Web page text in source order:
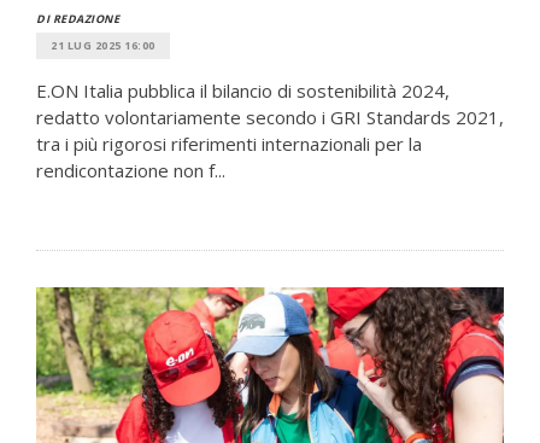
DI REDAZIONE
21 LUG 2025 16:00
E.ON Italia pubblica il bilancio di sostenibilità 2024,
redatto volontariamente secondo i GRI Standards 2021,
tra i più rigorosi riferimenti internazionali per la
rendicontazione non f...